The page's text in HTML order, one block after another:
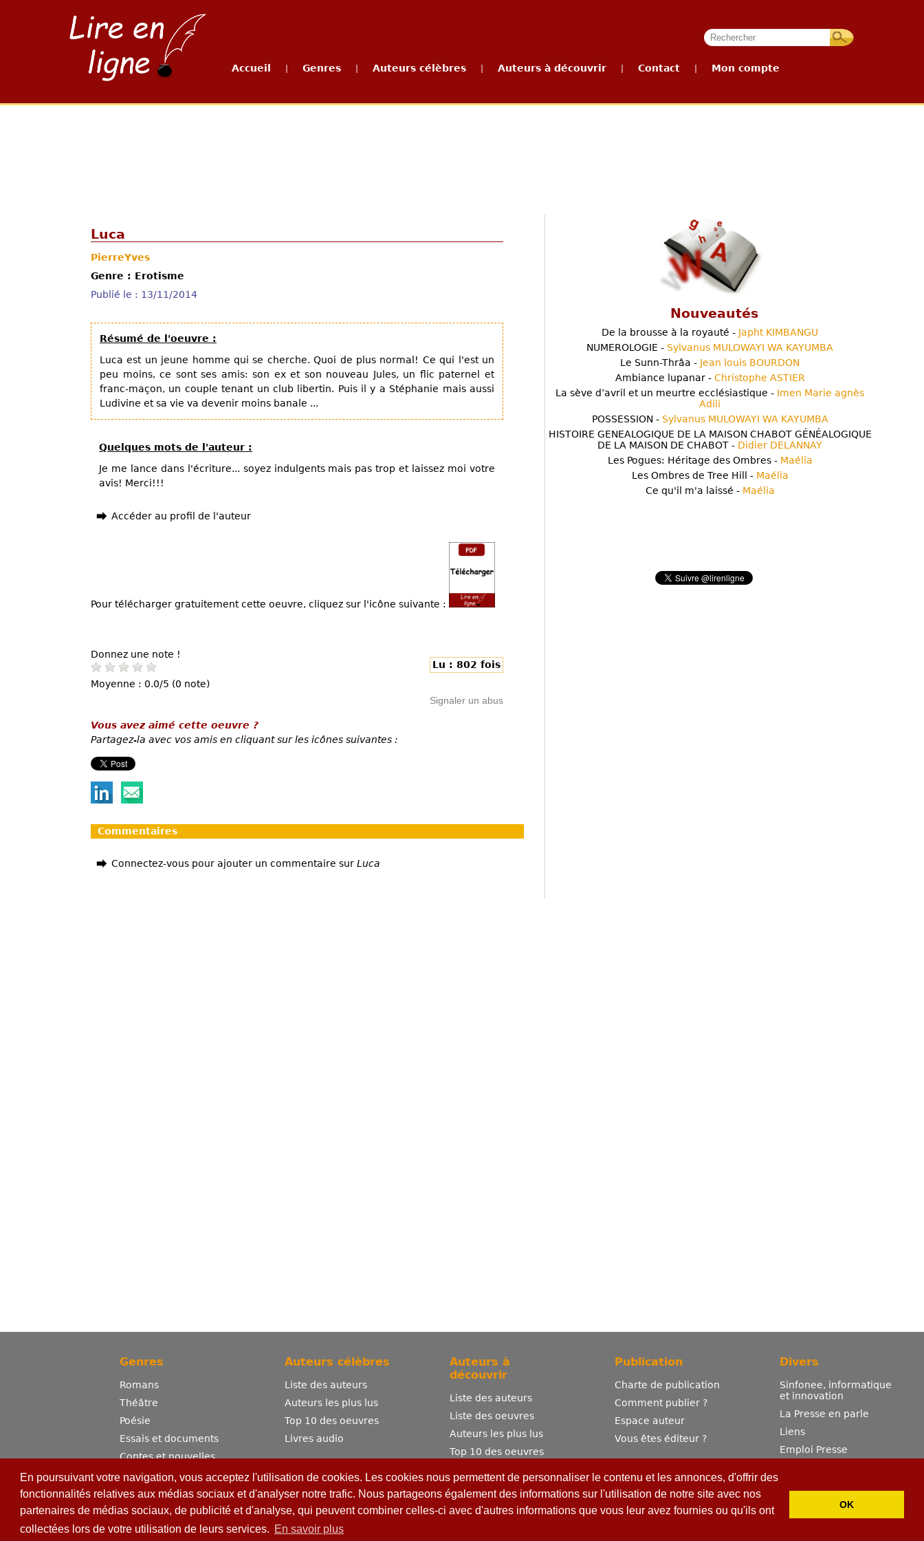
En poursuivant votre navigation, vous acceptez l'utilisation de cookies. Les cookies nous permettent de personnaliser le contenu et les annonces, d'offrir des
fonctionnalités relatives aux médias sociaux et d'analyser notre trafic. Nous partageons également des informations sur l'utilisation de notre site avec nos
partenaires de médias sociaux, de publicité et d'analyse, qui peuvent combiner celles-ci avec d'autres informations que vous leur avez fournies ou qu'ils ont
collectées lors de votre utilisation de leurs services. En savoir plus
OK
Accueil Genres Auteurs célèbres Auteurs à découvrir Contact Mon compte
Luca
PierreYves
Genre : Erotisme
Publié le : 13/11/2014
Résumé de l'oeuvre :
Luca est un jeune homme qui se cherche. Quoi de plus normal! Ce qui l'est un
peu moins, ce sont ses amis: son ex et son nouveau Jules, un flic paternel et
franc-maçon, un couple tenant un club libertin. Puis il y a Stéphanie mais aussi
Ludivine et sa vie va devenir moins banale ...
Quelques mots de l'auteur :
Je me lance dans l'écriture... soyez indulgents mais pas trop et laissez moi votre
avis! Merci!!!
Accéder au profil de l'auteur
Pour télécharger gratuitement cette oeuvre, cliquez sur l'icône suivante :
Donnez une note !
Moyenne : 0.0/5 (0 note)
Lu : 802 fois
Signaler un abus
Vous avez aimé cette oeuvre ?
Partagez-la avec vos amis en cliquant sur les icônes suivantes :
Commentaires
Connectez-vous pour ajouter un commentaire sur Luca
Nouveautés
De la brousse à la royauté - Japht KIMBANGU
NUMEROLOGIE - Sylvanus MULOWAYI WA KAYUMBA
Le Sunn-Thrâa - Jean louis BOURDON
Ambiance lupanar - Christophe ASTIER
La sève d’avril et un meurtre ecclésiastique - Imen Marie agnès
Adili
POSSESSION - Sylvanus MULOWAYI WA KAYUMBA
HISTOIRE GENEALOGIQUE DE LA MAISON CHABOT GÉNÉALOGIQUE
DE LA MAISON DE CHABOT - Didier DELANNAY
Les Pogues: Héritage des Ombres - Maélia
Les Ombres de Tree Hill - Maélia
Ce qu'il m'a laissé - Maélia
Genres
Romans
Théâtre
Poésie
Essais et documents
Contes et nouvelles
Dictionnaire
Sciences
Bandes dessinées
Erotisme
Auteurs célèbres
Liste des auteurs
Auteurs les plus lus
Top 10 des oeuvres
Livres audio
Auteurs à
découvrir
Liste des auteurs
Liste des oeuvres
Auteurs les plus lus
Top 10 des oeuvres
Publication
Charte de publication
Comment publier ?
Espace auteur
Vous êtes éditeur ?
Divers
Sinfonee, informatique
et innovation
La Presse en parle
Liens
Emploi Presse